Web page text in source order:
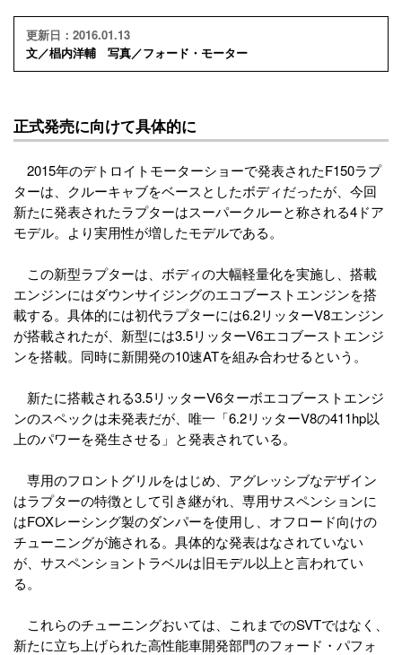
更新日：2016.01.13
文／椙内洋輔 写真／フォード・モーター
正式発売に向けて具体的に
2015年のデトロイトモーターショーで発表されたF150ラプ
ターは、クルーキャブをベースとしたボディだったが、今回
新たに発表されたラプターはスーパークルーと称される4ドア
モデル。より実用性が増したモデルである。
この新型ラプターは、ボディの大幅軽量化を実施し、搭載
エンジンにはダウンサイジングのエコブーストエンジンを搭
載する。具体的には初代ラプターには6.2リッターV8エンジン
が搭載されたが、新型には3.5リッターV6エコブーストエンジ
ンを搭載。同時に新開発の10速ATを組み合わせるという。
新たに搭載される3.5リッターV6ターボエコブーストエンジ
ンのスペックは未発表だが、唯一「6.2リッターV8の411hp以
上のパワーを発生させる」と発表されている。
専用のフロントグリルをはじめ、アグレッシブなデザイン
はラプターの特徴として引き継がれ、専用サスペンションに
はFOXレーシング製のダンパーを使用し、オフロード向けの
チューニングが施される。具体的な発表はなされていない
が、サスペンショントラベルは旧モデル以上と言われてい
る。
これらのチューニングおいては、これまでのSVTではなく、
新たに立ち上げられた高性能車開発部門のフォード・パフォ